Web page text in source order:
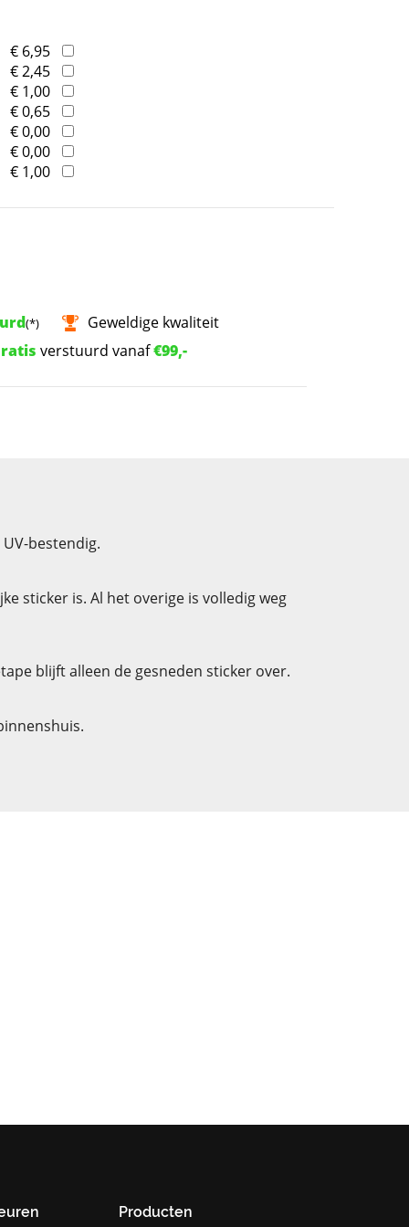
€ 6,95
€ 2,45
€ 1,00
€ 0,65
€ 0,00
€ 0,00
€ 1,00
(*)
Geweldige kwaliteit
verstuurd vanaf€99,-
bestendig.
sticker is. Al het overige is volledig weg
blijft alleen de gesneden sticker over.
Producten